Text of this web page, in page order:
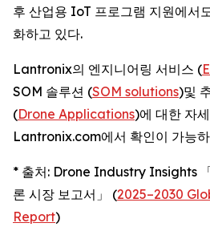
후 산업용 IoT 프로그램 지원에서
화하고 있다.
Lantronix의 엔지니어링 서비스 (
SOM 솔루션 (SOM solutions)및
(Drone Applications)에 대한 자
Lantronix.com에서 확인이 가능
* 출처: Drone Industry Insights
론 시장 보고서」 (2025–2030
Report)